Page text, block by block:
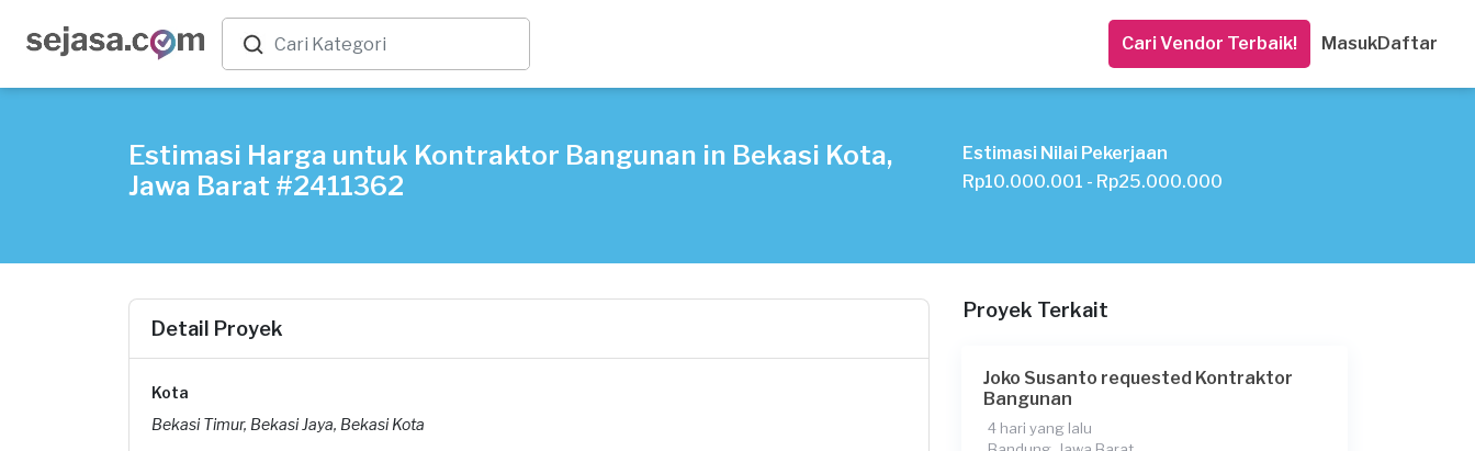
Cari Vendor Terbaik! MasukDaftar
Estimasi Harga untuk Kontraktor Bangunan in Bekasi Kota,
Jawa Barat #2411362
Estimasi Nilai Pekerjaan
Rp10.000.001 - Rp25.000.000
Detail Proyek
Kota
Bekasi Timur, Bekasi Jaya, Bekasi Kota
Proyek Terkait
Joko Susanto requested Kontraktor
Bangunan
4 hari yang lalu